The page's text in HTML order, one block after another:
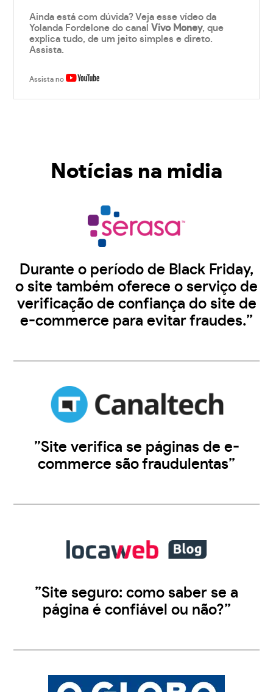
Ainda está com dúvida? Veja esse vídeo da
Yolanda Fordelone do canalVivo Money, que
explica tudo, de um jeito simples e direto.
Assista.
Assista no
Notícias na midia
Durante o período de Black Friday,
o site também oferece o serviço de
verificação de confiança do site de
e-commerce para evitar fraudes.”
”Site verifica se páginas de e-
commerce são fraudulentas”
”Site seguro: como saber se a
página é confiável ou não?”